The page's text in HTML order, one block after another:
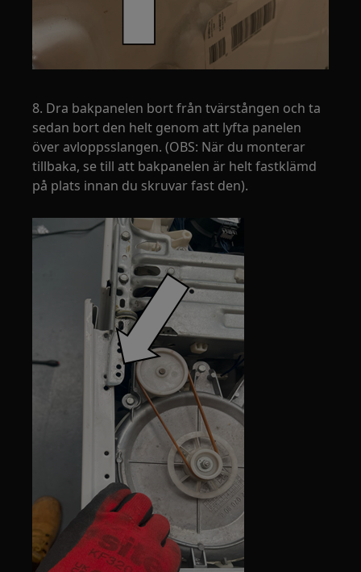
8. Dra bakpanelen bort från tvärstången och ta
sedan bort den helt genom att lyfta panelen
över avloppsslangen. (OBS: När du monterar
tillbaka, se till att bakpanelen är helt fastklämd
på plats innan du skruvar fast den).